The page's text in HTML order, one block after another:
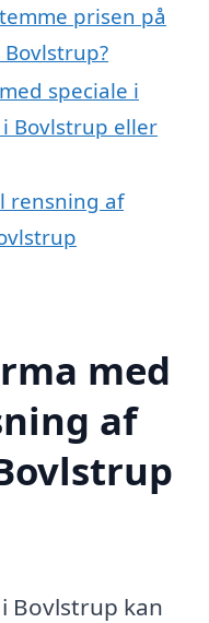
prisen på
speciale i
Bovlstrup eller
rensning af
med
af
Bovlstrup kan